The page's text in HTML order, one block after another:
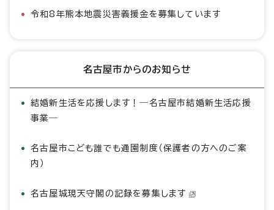
令和8年熊本地震災害義援金を募集しています
名古屋市からのお知らせ
結婚新生活を応援します！―名古屋市結婚新生活応援
事業―
名古屋市こども誰でも通園制度（保護者の方へのご案
内）
名古屋城現天守閣の記録を募集します